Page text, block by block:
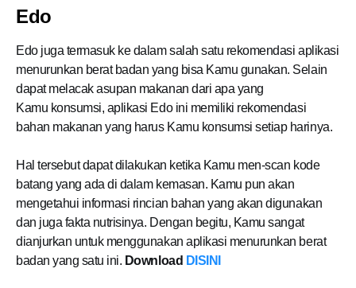
Edo
Edo juga termasuk ke dalam salah satu rekomendasi aplikasi
menurunkan berat badan yang bisa Kamu gunakan. Selain
dapat melacak asupan makanan dari apa yang
Kamu konsumsi, aplikasi Edo ini memiliki rekomendasi
bahan makanan yang harus Kamu konsumsi setiap harinya.
Hal tersebut dapat dilakukan ketika Kamu men-scan kode
batang yang ada di dalam kemasan. Kamu pun akan
mengetahui informasi rincian bahan yang akan digunakan
dan juga fakta nutrisinya. Dengan begitu, Kamu sangat
dianjurkan untuk menggunakan aplikasi menurunkan berat
badan yang satu ini. Download DISINI